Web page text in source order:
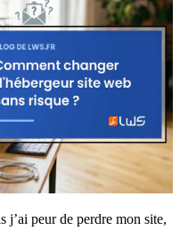
j’ai peur de perdre mon site,